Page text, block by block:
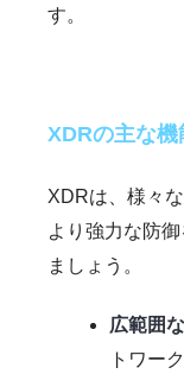
す。
XDRの主な機
XDRは、様々
より強力な防
ましょう。
広範囲
トワー